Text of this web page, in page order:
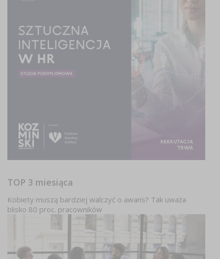
TOP 3 miesiąca
Kobiety muszą bardziej walczyć o awans? Tak uważa
blisko 80 proc. pracowników